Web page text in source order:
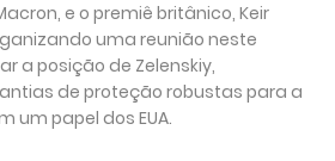
e o premiê britânico, Keir
uma reunião neste
a posição de Zelenskiy,
de proteção robustas para a
um papel dos EUA.